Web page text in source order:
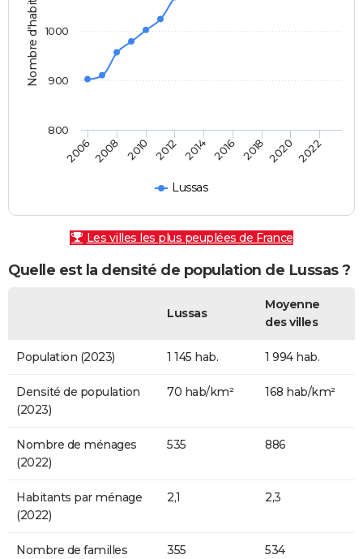
Nombre d'habitants
Lussas
20062008 2010 2012 2014 2016 2018 2020 2022
800
900
1000
Les villes les plus peuplées de France
Quelle est la densité de population de Lussas ?
Lussas
Moyenne
des villes
Population (2023) 1 145 hab. 1 994 hab.
Densité de population
(2023)
70 hab/km² 168 hab/km²
Nombre de ménages
(2022)
535 886
Habitants par ménage
(2022)
2,1 2,3
Nombre de familles
355 534